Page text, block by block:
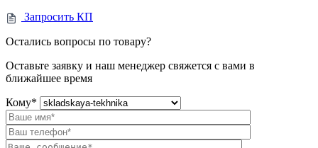
Запросить КП
Остались вопросы по товару?
Оставьте заявку и наш менеджер свяжется с вами в
ближайшее время
Кому*